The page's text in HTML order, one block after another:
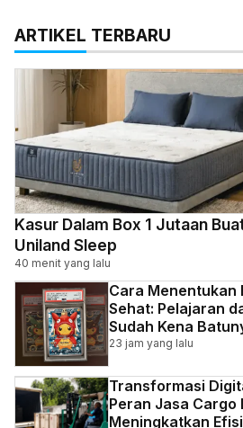
ARTIKEL TERBARU
Kasur Dalam Box 1 Jutaan
Uniland Sleep
40 menit yang lalu
Cara Menentukan
Sehat: Pelajaran
Sudah Kena
23 jam yang lalu
Transformasi
Peran Jasa Cargo
Meningkatkan